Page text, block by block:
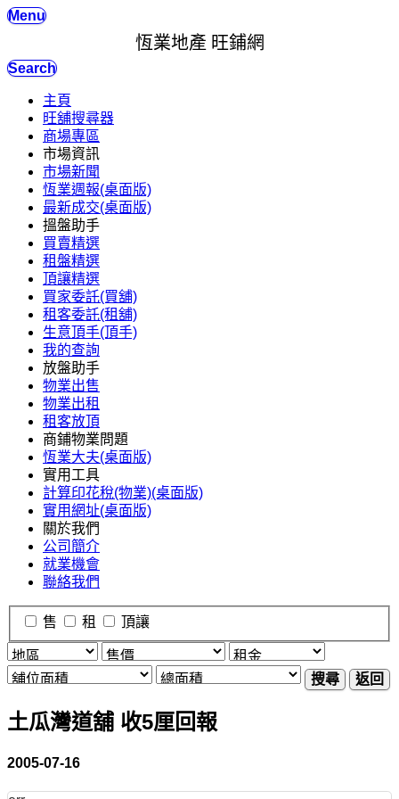
Menu
恆業地產 旺鋪網
Search
主頁
旺舖搜尋器
商場專區
市場資訊
市場新聞
恆業週報(桌面版)
最新成交(桌面版)
搵盤助手
買賣精選
租盤精選
頂讓精選
買家委託(買舖)
租客委託(租舖)
生意頂手(頂手)
我的查詢
放盤助手
物業出售
物業出租
租客放頂
商鋪物業問題
恆業大夫(桌面版)
實用工具
計算印花稅(物業)(桌面版)
實用網址(桌面版)
關於我們
公司簡介
就業機會
聯絡我們
售 租 頂讓
搜尋 返回
土瓜灣道舖 收5厘回報
2005-07-16